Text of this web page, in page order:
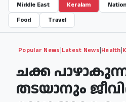
Middle East Keralam
Food
Travel
Popular News|Latest News|Health|
ചക്ക
തടയാനും